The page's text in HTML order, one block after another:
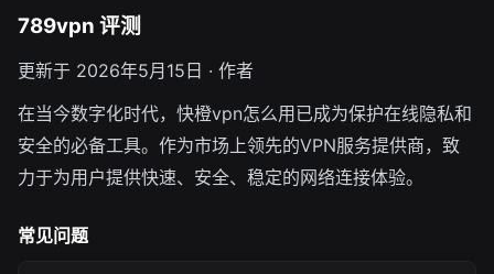
789vpn 评测
更新于 2026年5月15日 · 作者
在当今数字化时代，快橙vpn怎么用已成为保护在线隐私和
安全的必备工具。作为市场上领先的VPN服务提供商，致
力于为用户提供快速、安全、稳定的网络连接体验。
常见问题